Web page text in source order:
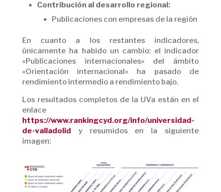
Contribución al desarrollo regional:
Publicaciones con empresas de la región
En cuanto a los restantes indicadores,
únicamente ha habido un cambio: el indicador
«Publicaciones internacionales» del ámbito
«Orientación internacional» ha pasado de
rendimiento intermedio a rendimiento bajo.
Los resultados completos de la UVa están en el
enlace
https://www.rankingcyd.org/info/universidad-
de-valladolid y resumidos en la siguiente
imagen: